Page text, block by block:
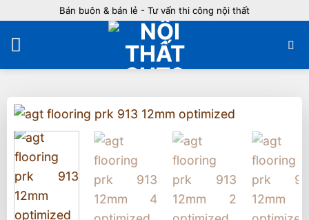
nội
dung
Bán buôn & bán lẻ - Tư vấn thi công nội thất